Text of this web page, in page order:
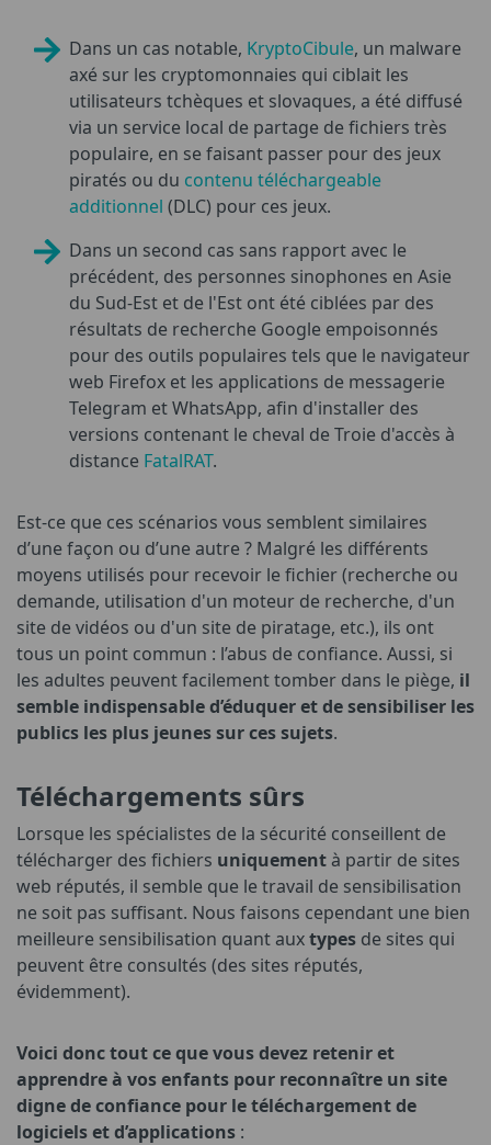
Dans un cas notable, KryptoCibule, un malware
axé sur les cryptomonnaies qui ciblait les
utilisateurs tchèques et slovaques, a été diffusé
via un service local de partage de fichiers très
populaire, en se faisant passer pour des jeux
piratés ou du contenu téléchargeable
additionnel (DLC) pour ces jeux.
Dans un second cas sans rapport avec le
précédent, des personnes sinophones en Asie
du Sud-Est et de l'Est ont été ciblées par des
résultats de recherche Google empoisonnés
pour des outils populaires tels que le navigateur
web Firefox et les applications de messagerie
Telegram et WhatsApp, afin d'installer des
versions contenant le cheval de Troie d'accès à
distance FatalRAT.
Est-ce que ces scénarios vous semblent similaires
d’une façon ou d’une autre ? Malgré les différents
moyens utilisés pour recevoir le fichier (recherche ou
demande, utilisation d'un moteur de recherche, d'un
site de vidéos ou d'un site de piratage, etc.), ils ont
tous un point commun : l’abus de confiance. Aussi, si
les adultes peuvent facilement tomber dans le piège, il
semble indispensable d’éduquer et de sensibiliser les
publics les plus jeunes sur ces sujets.
Téléchargements sûrs
Lorsque les spécialistes de la sécurité conseillent de
télécharger des fichiers uniquementà partir de sites
web réputés, il semble que le travail de sensibilisation
ne soit pas suffisant. Nous faisons cependant une bien
meilleure sensibilisation quant auxtypes de sites qui
peuvent être consultés (des sites réputés,
évidemment).
Voici donc tout ce que vous devez retenir et
apprendre à vos enfants pour reconnaître un site
digne de confiance pour le téléchargement de
logiciels et d’applications :